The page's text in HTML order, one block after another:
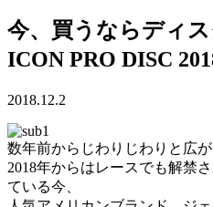
今、買うならディ
ICON PRO DISC
2018.12.2
数年前からじわりじわりと広
2018年からはレースでも解禁
ている今、